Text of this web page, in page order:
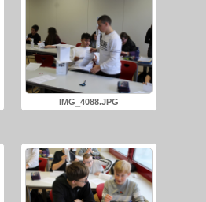
IMG_4088.JPG